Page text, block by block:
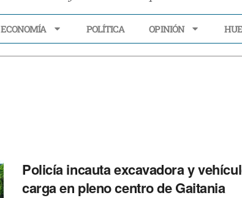
ECONOMÍA POLÍTICA OPINIÓN
Policía incauta excavadora y
carga en pleno centro de Gaitania